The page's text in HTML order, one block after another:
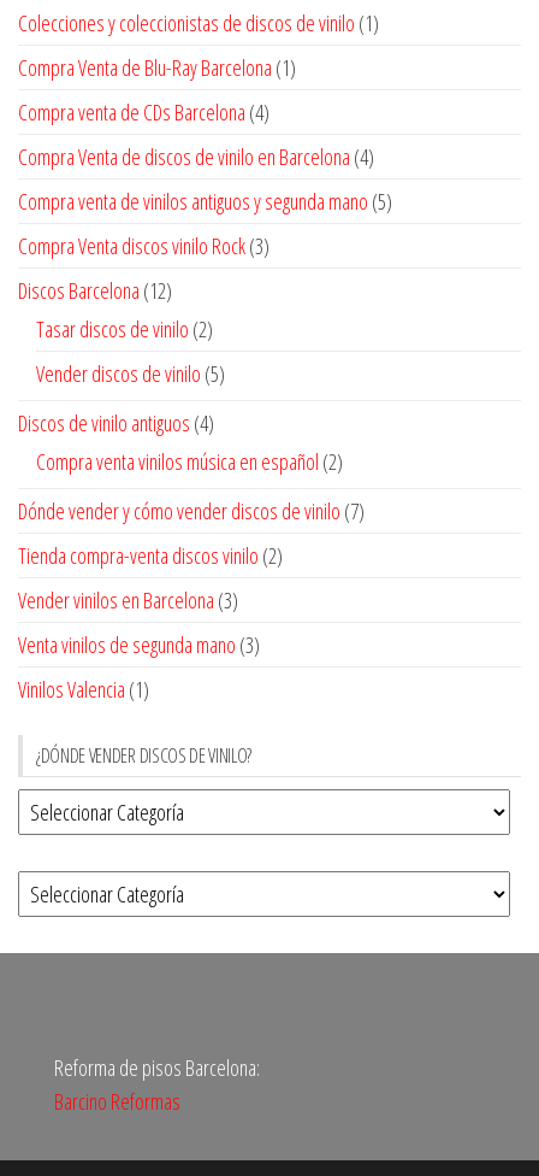
Colecciones y coleccionistas de discos de vinilo (1)
Compra Venta de Blu-Ray Barcelona (1)
Compra venta de CDs Barcelona (4)
Compra Venta de discos de vinilo en Barcelona (4)
Compra venta de vinilos antiguos y segunda mano (5)
Compra Venta discos vinilo Rock(3)
Discos Barcelona (12)
Tasar discos de vinilo (2)
Vender discos de vinilo (5)
Discos de vinilo antiguos (4)
Compra venta vinilos música en español (2)
Dónde vender y cómo vender discos de vinilo (7)
Tienda compra-venta discos vinilo (2)
Vender vinilos en Barcelona (3)
Venta vinilos de segunda mano (3)
Vinilos Valencia (1)
¿DÓNDE VENDER DISCOS DE VINILO?
Reforma de pisos Barcelona:
Barcino Reformas